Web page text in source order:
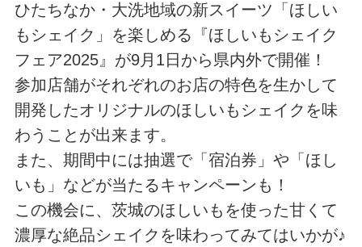
ひたちなか・大洗地域の新スイーツ「ほしい
もシェイク」を楽しめる『ほしいもシェイク
フェア2025』が9月1日から県内外で開催！
参加店舗がそれぞれのお店の特色を生かして
開発したオリジナルのほしいもシェイクを味
わうことが出来ます。
また、期間中には抽選で「宿泊券」や「ほし
いも」などが当たるキャンペーンも！
この機会に、茨城のほしいもを使った甘くて
濃厚な絶品シェイクを味わってみてはいかが♪